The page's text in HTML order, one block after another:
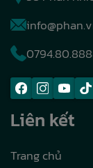
Liên kết
Trang chủ